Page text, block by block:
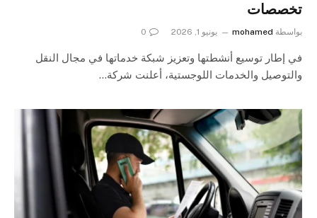
تخصصات
بواسطة mohamed يونيو 1, 2026 0
في إطار توسيع أنشطتها وتعزيز شبكة خدماتها في مجال النقل
والتوصيل والخدمات اللوجستية، أعلنت شركة…